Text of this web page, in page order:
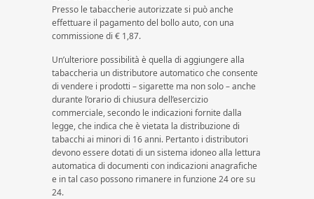
Presso le tabaccherie autorizzate si può anche
effettuare il pagamento del bollo auto, con una
commissione di € 1,87.
Un’ulteriore possibilità è quella di aggiungere alla
tabaccheria un distributore automatico che consente
di vendere i prodotti – sigarette ma non solo – anche
durante l’orario di chiusura dell’esercizio
commerciale, secondo le indicazioni fornite dalla
legge, che indica che è vietata la distribuzione di
tabacchi ai minori di 16 anni. Pertanto i distributori
devono essere dotati di un sistema idoneo alla lettura
automatica di documenti con indicazioni anagrafiche
e in tal caso possono rimanere in funzione 24 ore su
24.